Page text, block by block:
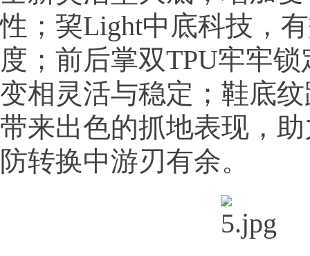
性；巭Light中底科技，
度；前后掌双TPU牢牢
变相灵活与稳定；鞋底
带来出色的抓地表现，
防转换中游刃有余。